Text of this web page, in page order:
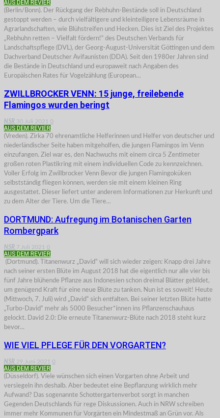
AUS DEM REVIER
(Berlin/Bonn). Der Rückgang der Rebhuhn-Bestände soll in Deutschland
gestoppt werden – durch vielfältigere und kleinteiligere Lebensräume in
Agrarlandschaften, wie Blühstreifen und Hecken. Dies ist Ziel des Projektes
„Rebhuhn retten – Vielfalt fördern!“ des Deutschen Verbands für
Landschaftspflege (DVL), der Georg-August-Universität Göttingen und dem
Dachverband Deutscher Avifaunisten (DDA). Seit den 1980er Jahren sind
die Bestände in Deutschland und europaweit nach Angaben des
Europäischen Rates für Vogelzählung (European…
ZWILLBROCKER VENN: 15 junge, freilebende
Flamingos wurden beringt
NSR 30.Juli 2021 0
AUS DEM REVIER
(Vreden). Zirka 70 ehrenamtliche Helferinnen und Helfer von deutscher und
niederländischer Seite haben mitgeholfen, die jungen Flamingos im Venn
einzufangen. Ziel war es, den Nachwuchs mit einem circa 5 Zentimeter
großen roten Plastikring mit einem individuellen Code zu kennzeichnen.
Voller Erfolg im Zwillbrocker Venn Bevor die jungen Flamingoküken
selbstständig fliegen können, werden sie mit einem kleinen Ring
ausgestattet. Dieser liefert unter anderem Informationen zur Herkunft und
zu dem Alter der Tiere. Um die Tiere…
DORTMUND: Aufregung im Botanischen Garten
Rombergpark
NSR 7.Juli 2021 0
AUS DEM REVIER
(Dortmund). Titanenwurz „David“ will sich wieder zeigen: Knapp drei Jahre
nach seiner ersten Blüte im August 2018 hat die eigentlich nur alle vier bis
fünf Jahre blühende Pflanze aus Indonesien schon dreimal Blätter gebildet,
um genügend Kraft für eine neue Blüte zu tanken. Nun ist es soweit! Heute
(Mittwoch, 7. Juli) wird „David“ sich entfalten. Bei seiner letzten Blüte hatte
„Turbo-David“ mehr als 5000 Besucher*innen ins Pflanzenschauhaus
gelockt. David 2.0: Die erneute Titanenwurz-Blüte nach 2018 steht kurz
bevor…
WIE VIEL PFLEGE FÜR DEN VORGARTEN?
NSR 29.Juni 2021 0
AUS DEM REVIER
(Düsseldorf). Viele wünschen sich einen Vorgarten ohne Arbeit und
versiegeln ihn deshalb. Aber bedeutet eine Bepflanzung wirklich mehr
Aufwand? Das sogenannte Schottergartenverbot sorgt in manchen
Gegenden Deutschlands für rege Diskussionen. Auch in NRW schreiben
immer mehr Kommunen für Vorgärten ein Mindestmaß an Grün vor. Als